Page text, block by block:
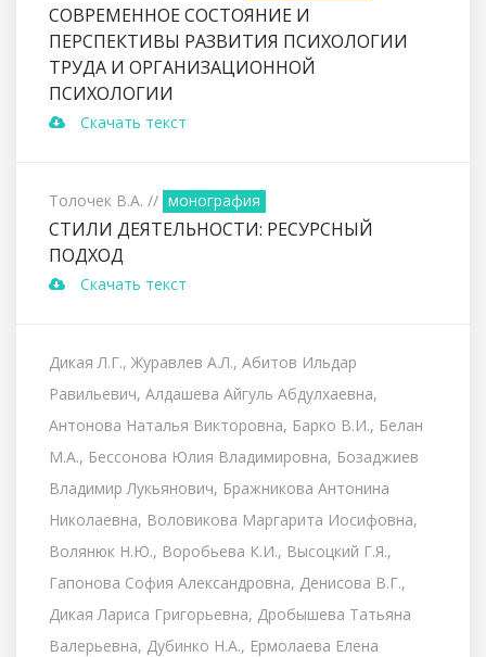
СОВРЕМЕННОЕ СОСТОЯНИЕ И
ПЕРСПЕКТИВЫ РАЗВИТИЯ ПСИХОЛОГИИ
ТРУДА И ОРГАНИЗАЦИОННОЙ
ПСИХОЛОГИИ
Скачать текст
Толочек В.А. // монография
СТИЛИ ДЕЯТЕЛЬНОСТИ: РЕСУРСНЫЙ
ПОДХОД
Скачать текст
Дикая Л.Г., Журавлев А.Л., Абитов Ильдар
Равильевич, Алдашева Айгуль Абдулхаевна,
Антонова Наталья Викторовна, Барко В.И., Белан
М.А., Бессонова Юлия Владимировна, Бозаджиев
Владимир Лукьянович, Бражникова Антонина
Николаевна, Воловикова Маргарита Иосифовна,
Волянюк Н.Ю., Воробьева К.И., Высоцкий Г.Я.,
Гапонова София Александровна, Денисова В.Г.,
Дикая Лариса Григорьевна, Дробышева Татьяна
Валерьевна, Дубинко Н.А., Ермолаева Елена